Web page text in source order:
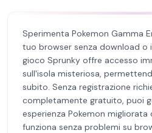
Sperimenta Pokemon Gamma
tuo browser senza download o
gioco Sprunky offre accesso
sull'isola misteriosa,
subito. Senza registrazione
completamente gratuito, puoi
esperienza Pokemon
funziona senza problemi su